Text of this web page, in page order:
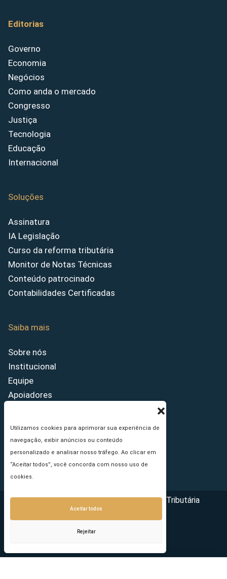
Utilizamos cookies para aprimorar sua experiência de
navegação, exibir anúncios ou conteúdo
personalizado e analisar nosso tráfego. Ao clicar em
“Aceitar todos”, você concorda com nosso uso de
cookies.
Aceitar todos
Rejeitar
Editorias
Governo
Economia
Negócios
Como anda o mercado
Congresso
Justiça
Tecnologia
Educação
Internacional
Soluções
Assinatura
IA Legislação
Curso da reforma tributária
Monitor de Notas Técnicas
Conteúdo patrocinado
Contabilidades Certificadas
Saiba mais
Sobre nós
Institucional
Equipe
Apoiadores
Termos de uso
Política de privacidade
Princípios Editoriais
Copyright © 2026 - Portal da Reforma Tributária